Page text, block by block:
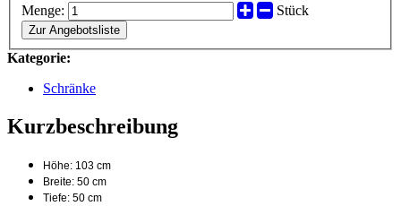
Menge: Stück
Zur Angebotsliste
Kategorie:
Schränke
Kurzbeschreibung
Höhe: 103 cm
Breite: 50 cm
Tiefe: 50 cm